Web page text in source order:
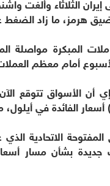
هرمز، ما زاد
الأميركي بنحو 3% في التعاملات
أمام معظم
في أيلول، مقارنة مع 57%
بشأن مسار